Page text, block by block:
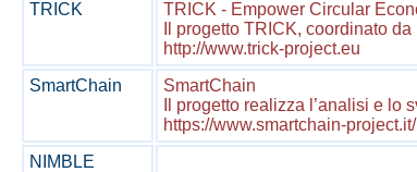
TRICK
TRICK - Empower Circular
Il progetto TRICK, coordinato
http://www.trick-project.eu
SmartChain
SmartChain
Il progetto realizza l’analisi e
https://www.smartchain-project.it/
NIMBLE